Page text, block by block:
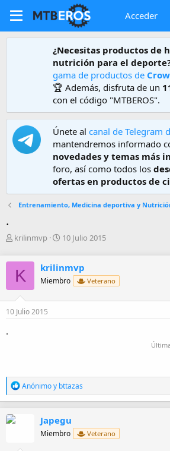
Acceder
¿Necesitas productos de
nutrición para el
gama de productos de
🏆 Además, disfruta de un
con el código "MTBEROS".
Únete al canal de Telegram
mantendremos informado
novedades y temas más
foro, así como todos los
ofertas en productos de
Entrenamiento, Medicina deportiva y
.
A
o
r
krilinmvp
F
h
a
e
10 Julio 2015
K krilinmvp
Miembro Veterano
10 Julio 2015
.
R
e
a
Anónimoy bttazas
Japegu
Miembro Veterano